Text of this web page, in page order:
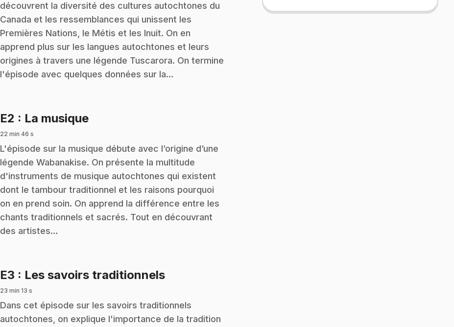
découvrent la diversité des cultures autochtones du
Canada et les ressemblances qui unissent les
Premières Nations, le Métis et les Inuit. On en
apprend plus sur les langues autochtones et leurs
origines à travers une légende Tuscarora. On termine
l'épisode avec quelques données sur la…
E2 : La musique.
22 min 46 s
.L'épisode sur la musique débute avec l’origine d’une
légende Wabanakise. On présente la multitude
d'instruments de musique autochtones qui existent
dont le tambour traditionnel et les raisons pourquoi
on en prend soin. On apprend la différence entre les
chants traditionnels et sacrés. Tout en découvrant
des artistes…
E3 : Les savoirs traditionnels.
23 min 13 s
.Dans cet épisode sur les savoirs traditionnels
autochtones, on explique l'importance de la tradition